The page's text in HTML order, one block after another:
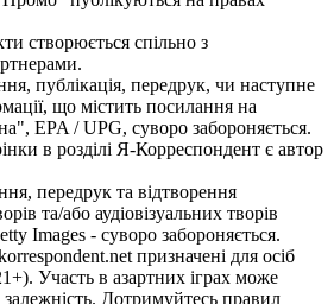
створюється спільно з
публікація, передрук, чи наступне
що містить посилання на
EPA / UPG, суворо забороняється.
в розділі Я-Корреспондент є автор
передрук та відтворення
та/або аудіовізуальних творів
Images - суворо забороняється.
призначені для осіб
Участь в азартних іграх може
залежність. Дотримуйтесь правил